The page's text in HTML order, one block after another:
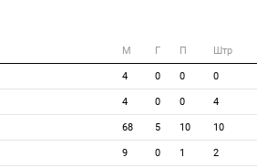
М Г П Штр
4 0 0 0
4 0 0 4
68 5 10 10
9 0 1 2